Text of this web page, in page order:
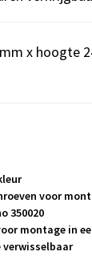
x hoogte
voor
350020
montage in